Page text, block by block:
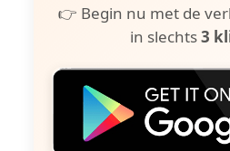
👉 Begin nu met de
in slechts3